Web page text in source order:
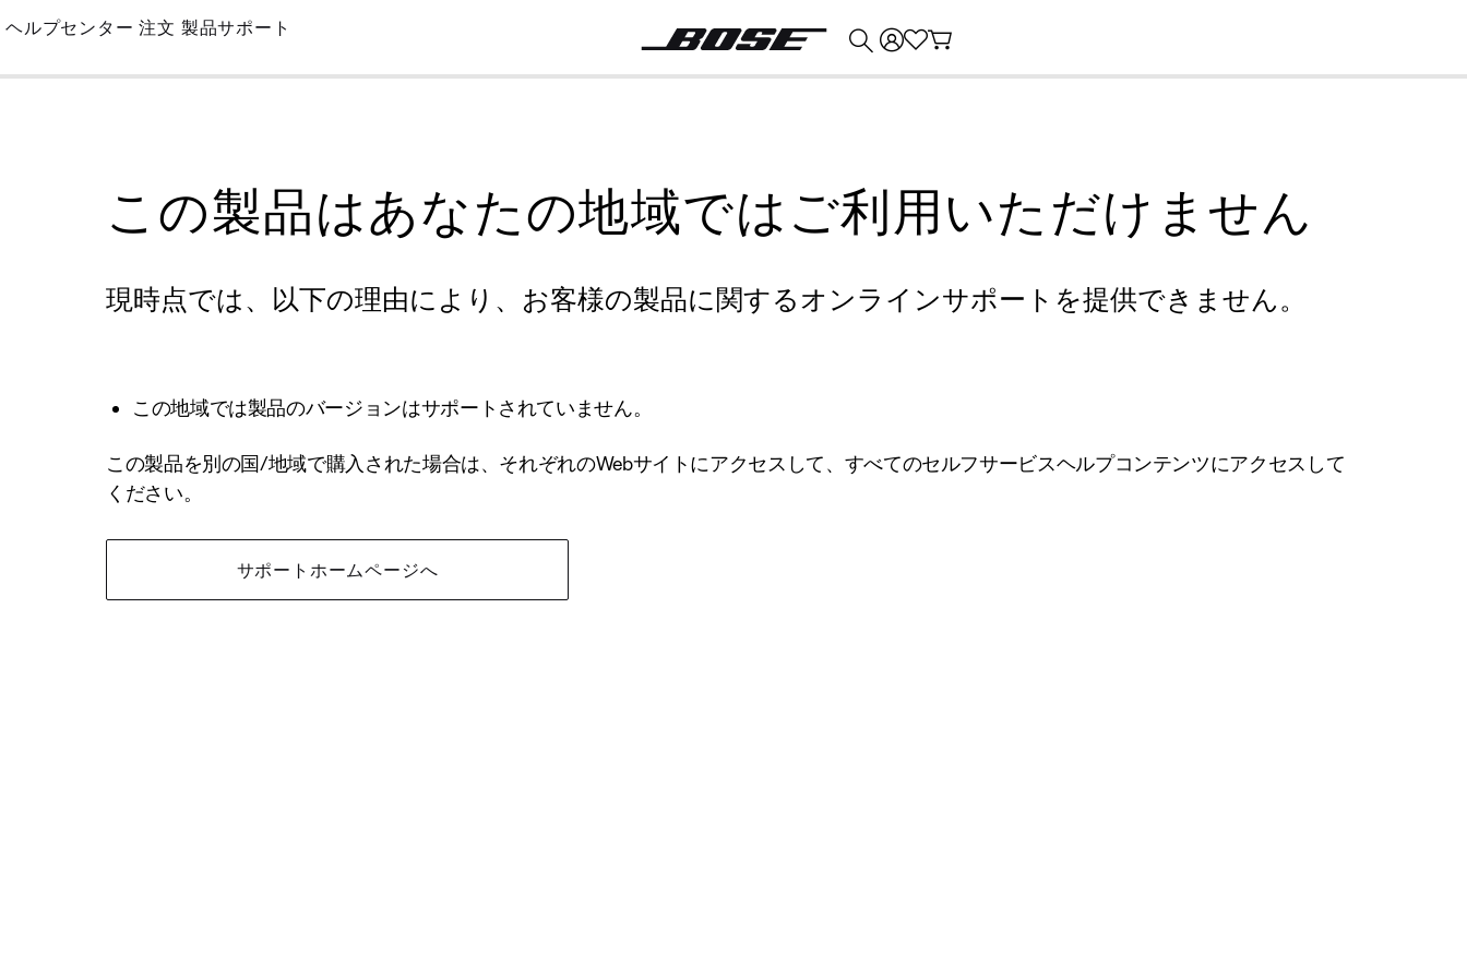
Skip
Main
ヘルプセンター 注文 製品サポート
この製品はあなたの地域ではご利用いただけません
現時点では、以下の理由により、お客様の製品に関するオンラインサポートを提供できません。
この地域では製品のバージョンはサポートされていません。
この製品を別の国/地域で購入された場合は、それぞれのWebサイトにアクセスして、すべてのセルフサービスヘルプコンテンツにアクセスして
ください。
サポートホームページへ